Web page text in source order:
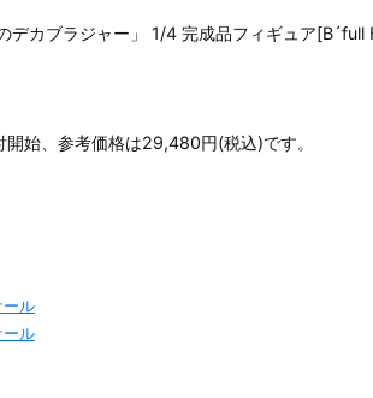
デカブラジャー」 1/4 完成品フィギュア[B´full
始、参考価格は29,480円(税込)です。
ール
ール